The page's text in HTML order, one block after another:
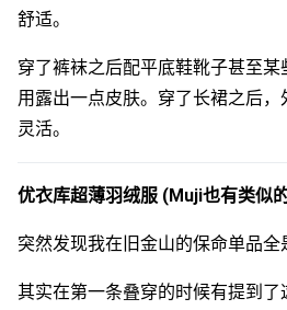
舒适。
穿了裤袜之后配平底鞋靴子甚至
用露出一点皮肤。穿了长裙之后
灵活。
优衣库超薄羽绒服 (Muji也有类似
突然发现我在旧金山的保命单品全
其实在第一条叠穿的时候有提到